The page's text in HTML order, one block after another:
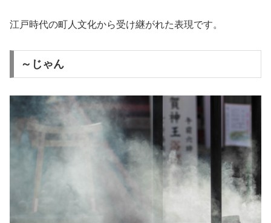
江戸時代の町人文化から受け継がれた表現です。
～じゃん